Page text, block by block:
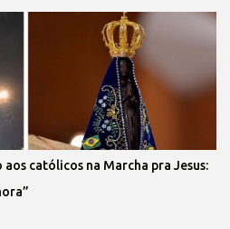
católicos na Marcha pra Jesus: